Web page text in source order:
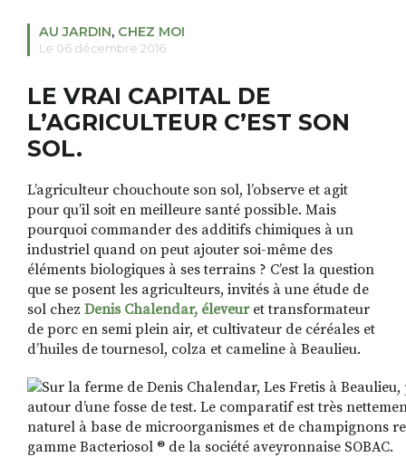
ALTER STRADA
ROSÉE DE MAI
RECHERCHER S'ABONNER S'INSCRIRE À
FACEBOOKINSTAGRAM
LINKEDINYOUTUBE
AU JARDIN, CHEZ MOI
Le 06 décembre 2016
LE VRAI CAPITAL DE
L’AGRICULTEUR C’EST SON
SOL.
L’agriculteur chouchoute son sol, l’observe et agit
pour qu’il soit en meilleure santé possible. Mais
pourquoi commander des additifs chimiques à un
industriel quand on peut ajouter soi-même des
éléments biologiques à ses terrains ? C’est la question
que se posent les agriculteurs, invités à une étude de
sol chez Denis Chalendar, éleveuret transformateur
de porc en semi plein air, et cultivateur de céréales et
d’huiles de tournesol, colza et cameline à Beaulieu.